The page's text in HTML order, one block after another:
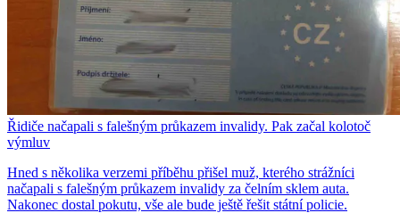
Řidiče načapali s falešným průkazem invalidy. Pak začal kolotoč
výmluv
Hned s několika verzemi příběhu přišel muž, kterého strážníci
načapali s falešným průkazem invalidy za čelním sklem auta.
Nakonec dostal pokutu, vše ale bude ještě řešit státní policie.